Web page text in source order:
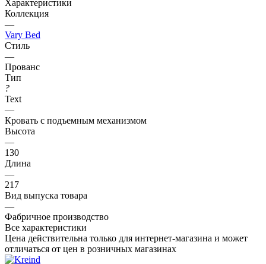
Характеристики
Коллекция
—
Vary Bed
Стиль
—
Прованс
Тип
?
Text
—
Кровать с подъемным механизмом
Высота
—
130
Длина
—
217
Вид выпуска товара
—
Фабричное производство
Все характеристики
Цена действительна только для интернет-магазина и может
отличаться от цен в розничных магазинах